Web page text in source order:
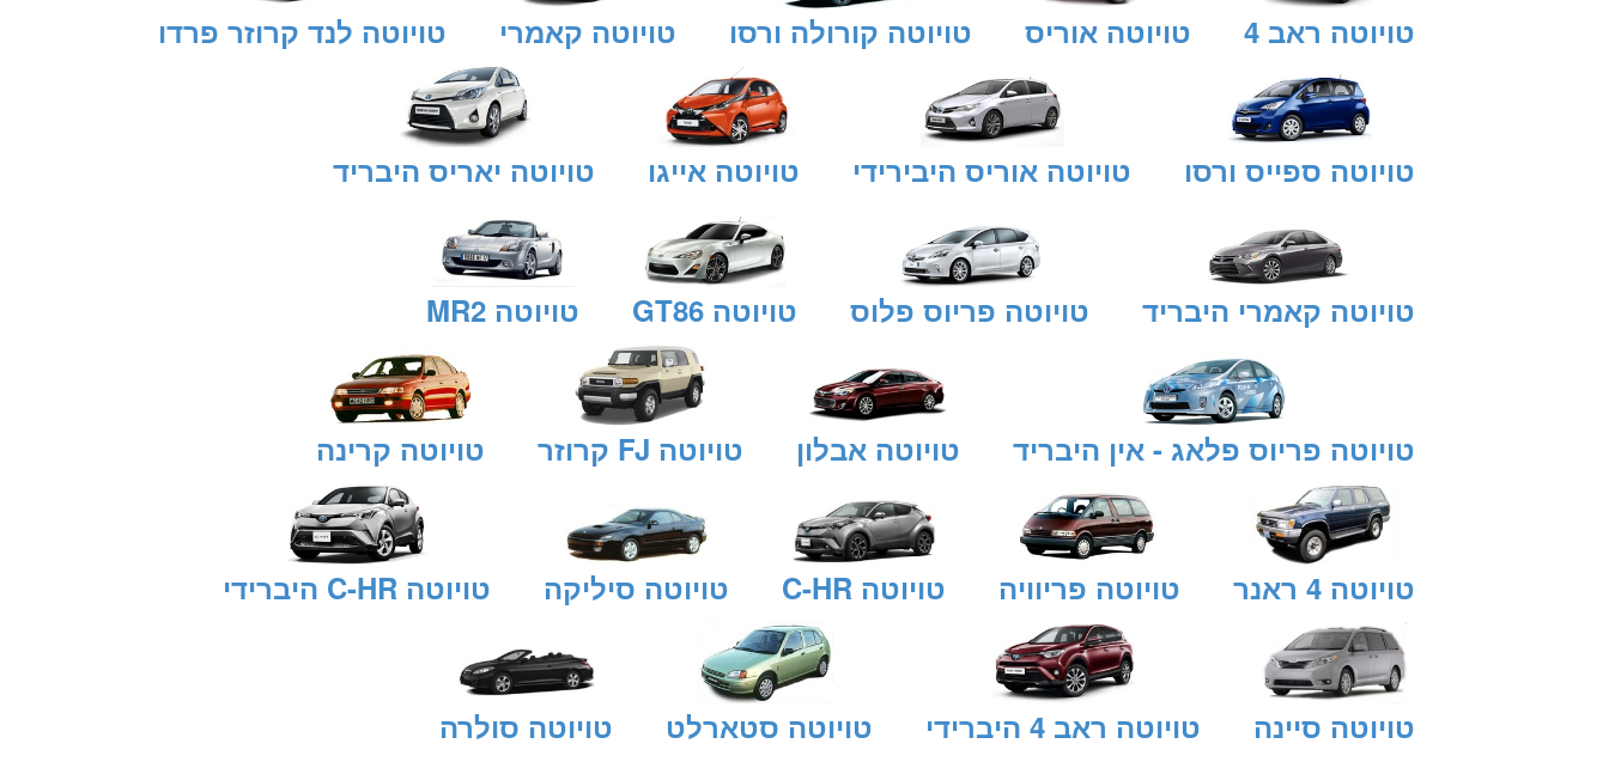
טויוטה ראב 4 טויוטה אוריס טויוטה קורולה ורסו טויוטה קאמרי טויוטה לנד קרוזר פרדו
טויוטה ספייס ורסו טויוטה אוריס היבירידי טויוטה אייגו טויוטה יאריס היבריד
טויוטה קאמרי היבריד טויוטה פריוס פלוס טויוטה GT86 טויוטה MR2
טויוטה פריוס פלאג - אין היבריד טויוטה אבלון טויוטה FJ קרוזר טויוטה קרינה
טויוטה 4 ראנר טויוטה פריוויה טויוטה C-HR טויוטה סיליקה טויוטה C-HR היברידי
טויוטה סיינה טויוטה ראב 4 היברידי טויוטה סטארלט טויוטה סולרה